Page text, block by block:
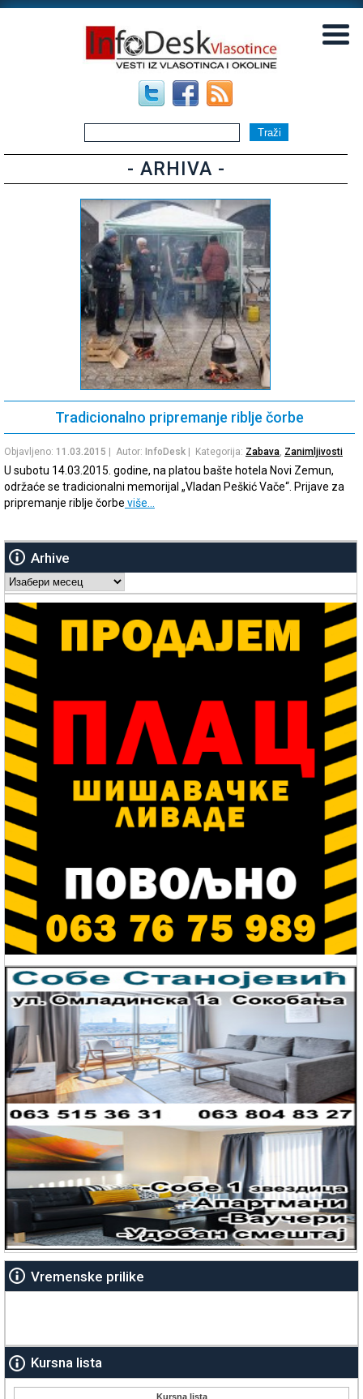
- ARHIVA -
Tradicionalno pripremanje riblje čorbe
Objavljeno: 11.03.2015 | Autor: InfoDesk | Kategorija: Zabava, Zanimljivosti
U subotu 14.03.2015. godine, na platou bašte hotela Novi Zemun,
održaće se tradicionalni memorijal „Vladan Peškić Vače“. Prijave za
pripremanje riblje čorbe više…
Arhive
Arhive
Vremenske prilike
Kursna lista